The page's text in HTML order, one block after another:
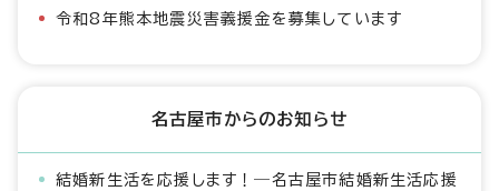
令和8年熊本地震災害義援金を募集しています
名古屋市からのお知らせ
結婚新生活を応援します！―名古屋市結婚新生活応援